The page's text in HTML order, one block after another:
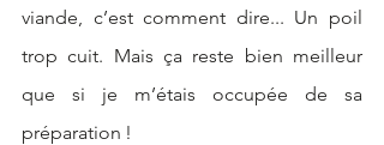
viande, c’est comment dire... Un poil
trop cuit. Mais ça reste bien meilleur
que si je m’étais occupée de sa
préparation !